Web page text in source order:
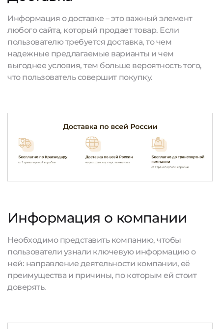
Информация о доставке – это важный элемент
любого сайта, который продает товар. Если
пользователю требуется доставка, то чем
надежные предлагаемые варианты и чем
выгоднее условия, тем больше вероятность того,
что пользователь совершит покупку.
Информация о компании
Необходимо представить компанию, чтобы
пользователи узнали ключевую информацию о
ней: направление деятельности компании, её
преимущества и причины, по которым ей стоит
доверять.